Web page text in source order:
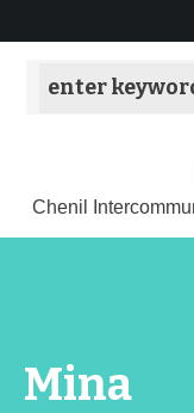
Chenil
Mina